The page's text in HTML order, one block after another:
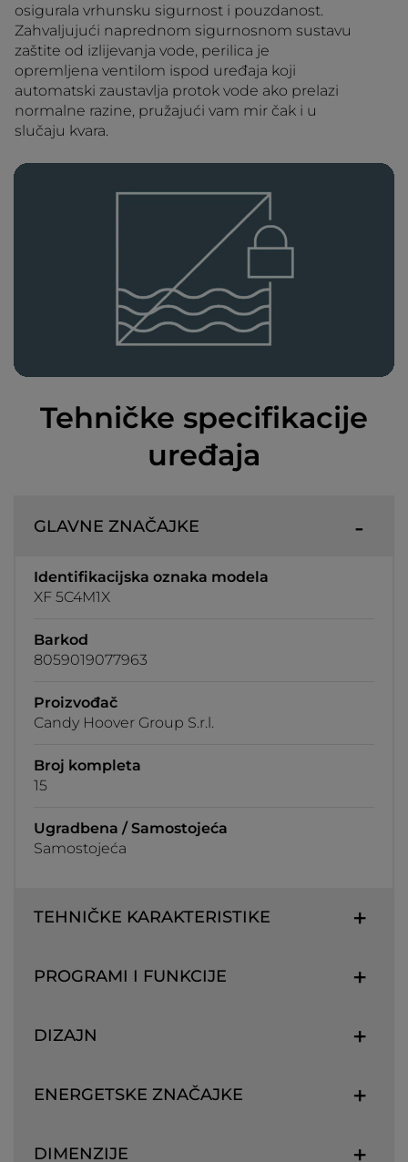
osigurala vrhunsku sigurnost i pouzdanost.
Zahvaljujući naprednom sigurnosnom sustavu
zaštite od izlijevanja vode, perilica je
opremljena ventilom ispod uređaja koji
automatski zaustavlja protok vode ako prelazi
normalne razine, pružajući vam mir čak i u
slučaju kvara.
Tehničke specifikacije
uređaja
GLAVNE ZNAČAJKE
Identifikacijska oznaka modela
XF 5C4M1X
Barkod
8059019077963
Proizvođač
Candy Hoover Group S.r.l.
Broj kompleta
15
Ugradbena / Samostojeća
Samostojeća
TEHNIČKE KARAKTERISTIKE
PROGRAMI I FUNKCIJE
DIZAJN
ENERGETSKE ZNAČAJKE
DIMENZIJE